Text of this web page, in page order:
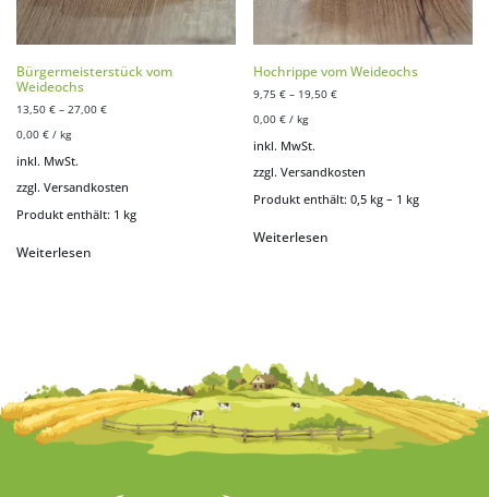
Bürgermeisterstück vom
Weideochs
13,50 € – 27,00 €
0,00 € / kg
inkl. MwSt.
zzgl. Versandkosten
Produkt enthält: 1 kg
Weiterlesen
Hochrippe vom Weideochs
9,75€ – 19,50€
0,00€ /kg
inkl. MwSt.
zzgl.Versandkosten
Produkt enthält: 0,5 kg – 1 kg
Weiterlesen